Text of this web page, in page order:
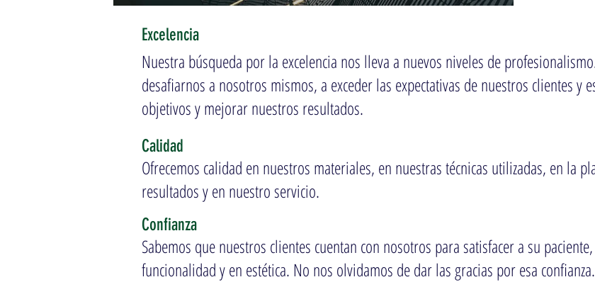
Excelencia
Nuestra búsqueda por la excelencia nos lleva a nuevos niveles de
desafiarnos a nosotros mismos, a exceder las expectativas de nuestros clientes y
objetivos y mejorar nuestros resultados.
Calidad
Ofrecemos calidad en nuestros materiales, en nuestras técnicas utilizadas, en la
resultados y en nuestro servicio.
Confianza
Sabemos que nuestros clientes cuentan con nosotros para satisfacer a su
funcionalidad y en estética. No nos olvidamos de dar las gracias por esa confianza.